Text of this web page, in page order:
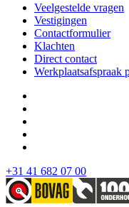
Veelgestelde vragen
Vestigingen
Contactformulier
Klachten
Direct contact
Werkplaatsafspraak
+31 41 682 07 00